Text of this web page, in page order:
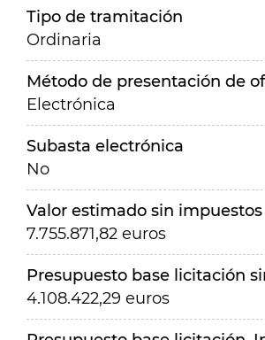
Tipo de tramitación
Ordinaria
Método de presentación de
Electrónica
Subasta electrónica
No
Valor estimado sin impuestos
7.755.871,82 euros
Presupuesto base licitación
4.108.422,29 euros